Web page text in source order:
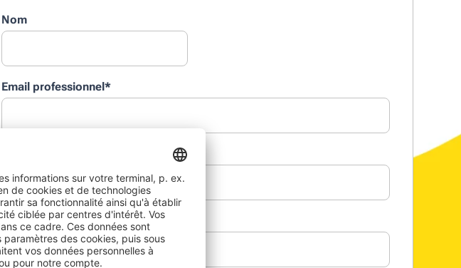
Nom
Email professionnel*
Numéro de téléphone*